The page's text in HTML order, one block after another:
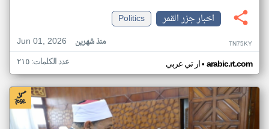
اخبار جزر القمر
Politics
Jun 01, 2026
منذ شهرين TN75KY
ار تي عربي• arabic.rt.com عدد الكلمات: ٢١٥